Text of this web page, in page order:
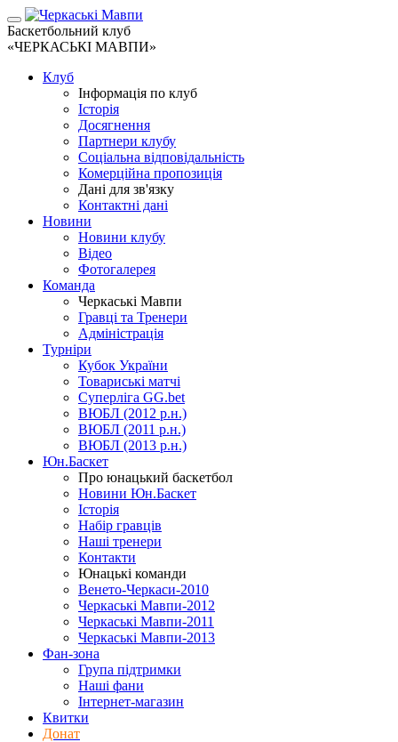
Баскетбольний клуб
«ЧЕРКАСЬКІ МАВПИ»
Клуб
Інформація по клуб
Історія
Досягнення
Партнери клубу
Соціальна відповідальність
Комерційна пропозиція
Дані для зв'язку
Контактні дані
Новини
Новини клубу
Відео
Фотогалерея
Команда
Черкаські Мавпи
Гравці та Тренери
Адміністрація
Турніри
Кубок України
Товариські матчі
Суперліга GG.bet
ВЮБЛ (2012 р.н.)
ВЮБЛ (2011 р.н.)
ВЮБЛ (2013 р.н.)
Юн.Баскет
Про юнацький баскетбол
Новини Юн.Баскет
Історія
Набір гравців
Наші тренери
Контакти
Юнацькі команди
Венето-Черкаси-2010
Черкаські Мавпи-2012
Черкаські Мавпи-2011
Черкаські Мавпи-2013
Фан-зона
Група підтримки
Наші фани
Інтернет-магазин
Квитки
Донат